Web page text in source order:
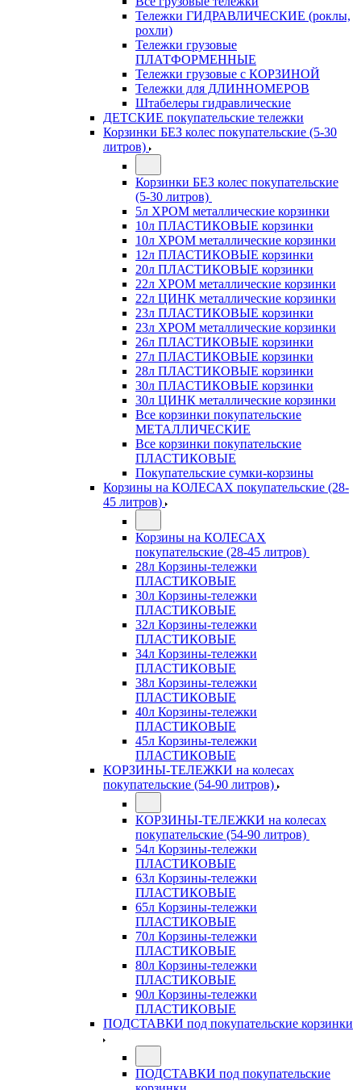
Тележки ГИДРАВЛИЧЕСКИЕ (роклы,
рохли)
Тележки грузовые
ПЛАТФОРМЕННЫЕ
Тележки грузовые с КОРЗИНОЙ
Тележки для ДЛИННОМЕРОВ
Штабелеры гидравлические
ДЕТСКИЕ покупательские тележки
Корзинки БЕЗ колес покупательские (5-30
литров)
Корзинки БЕЗ колес покупательские
(5-30 литров)
5л ХРОМ металлические корзинки
10л ПЛАСТИКОВЫЕ корзинки
10л ХРОМ металлические корзинки
12л ПЛАСТИКОВЫЕ корзинки
20л ПЛАСТИКОВЫЕ корзинки
22л ХРОМ металлические корзинки
22л ЦИНК металлические корзинки
23л ПЛАСТИКОВЫЕ корзинки
23л ХРОМ металлические корзинки
26л ПЛАСТИКОВЫЕ корзинки
27л ПЛАСТИКОВЫЕ корзинки
28л ПЛАСТИКОВЫЕ корзинки
30л ПЛАСТИКОВЫЕ корзинки
30л ЦИНК металлические корзинки
Все корзинки покупательские
МЕТАЛЛИЧЕСКИЕ
Все корзинки покупательские
ПЛАСТИКОВЫЕ
Покупательские сумки-корзины
Корзины на КОЛЕСАХ покупательские (28-
45 литров)
Корзины на КОЛЕСАХ
покупательские (28-45 литров)
28л Корзины-тележки
ПЛАСТИКОВЫЕ
30л Корзины-тележки
ПЛАСТИКОВЫЕ
32л Корзины-тележки
ПЛАСТИКОВЫЕ
34л Корзины-тележки
ПЛАСТИКОВЫЕ
38л Корзины-тележки
ПЛАСТИКОВЫЕ
40л Корзины-тележки
ПЛАСТИКОВЫЕ
45л Корзины-тележки
ПЛАСТИКОВЫЕ
КОРЗИНЫ-ТЕЛЕЖКИ на колесах
покупательские (54-90 литров)
КОРЗИНЫ-ТЕЛЕЖКИ на колесах
покупательские (54-90 литров)
54л Корзины-тележки
ПЛАСТИКОВЫЕ
63л Корзины-тележки
ПЛАСТИКОВЫЕ
65л Корзины-тележки
ПЛАСТИКОВЫЕ
70л Корзины-тележки
ПЛАСТИКОВЫЕ
80л Корзины-тележки
ПЛАСТИКОВЫЕ
90л Корзины-тележки
ПЛАСТИКОВЫЕ
ПОДСТАВКИ под покупательские корзинки
ПОДСТАВКИ под покупательские